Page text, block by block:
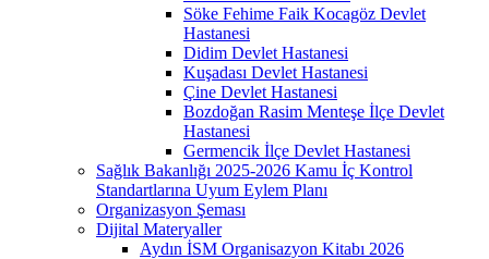
Söke Fehime Faik Kocagöz Devlet
Hastanesi
Didim Devlet Hastanesi
Kuşadası Devlet Hastanesi
Çine Devlet Hastanesi
Bozdoğan Rasim Menteşe İlçe Devlet
Hastanesi
Germencik İlçe Devlet Hastanesi
Sağlık Bakanlığı 2025-2026 Kamu İç Kontrol
Standartlarına Uyum Eylem Planı
Organizasyon Şeması
Dijital Materyaller
Aydın İSM Organisazyon Kitabı 2026